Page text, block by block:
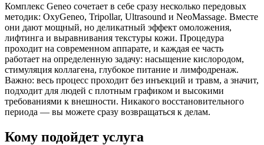
Комплекс Geneo сочетает в себе сразу несколько передовых
методик: OxyGeneo, Tripollar, Ultrasound и NeoMassage. Вместе
они дают мощный, но деликатный эффект омоложения,
лифтинга и выравнивания текстуры кожи. Процедура
проходит на современном аппарате, и каждая ее часть
работает на определенную задачу: насыщение кислородом,
стимуляция коллагена, глубокое питание и лимфодренаж.
Важно: весь процесс проходит без инъекций и травм, а значит,
подходит для людей с плотным графиком и высокими
требованиями к внешности. Никакого восстановительного
периода — вы можете сразу возвращаться к делам.
Кому подойдет услуга